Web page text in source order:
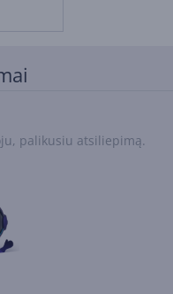
palikusiu atsiliepimą.